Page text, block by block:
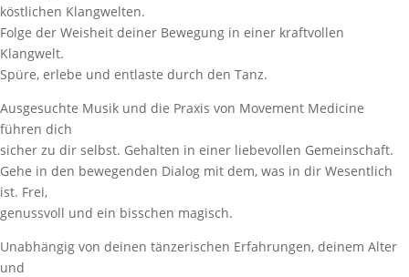
köstlichen Klangwelten.
Folge der Weisheit deiner Bewegung in einer kraftvollen
Klangwelt.
Spüre, erlebe und entlaste durch den Tanz.
Ausgesuchte Musik und die Praxis von Movement Medicine
führen dich
sicher zu dir selbst. Gehalten in einer liebevollen Gemeinschaft.
Gehe in den bewegenden Dialog mit dem, was in dir Wesentlich
ist. Frei,
genussvoll und ein bisschen magisch.
Unabhängig von deinen tänzerischen Erfahrungen, deinem Alter
und